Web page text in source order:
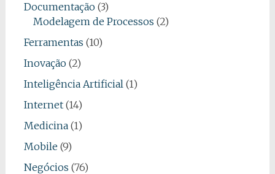
Documentação(3)
Modelagem de Processos (2)
Ferramentas (10)
Inovação(2)
Inteligência Artificial(1)
Internet(14)
Medicina(1)
Mobile (9)
Negócios (76)